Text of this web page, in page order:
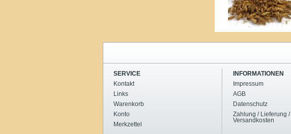
SERVICE
Kontakt
Links
Warenkorb
Konto
Merkzettel
INFORMATIONEN
Impressum
AGB
Datenschutz
Zahlung / Lieferung /
Versandkosten